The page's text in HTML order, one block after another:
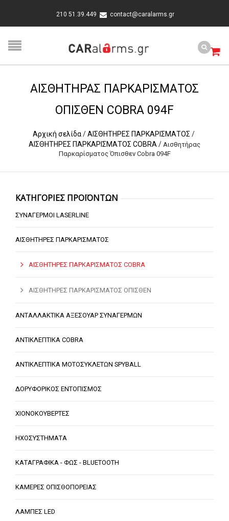
210 51.39.449 contact@caralarms.gr
ΑΙΣΘΗΤΉΡΑΣ ΠΑΡΚΑΡΊΣΜΑΤΟΣ
ΌΠΙΣΘΕΝ COBRA 094F
Αρχική σελίδα/ΑΙΣΘΗΤΗΡΕΣ ΠΑΡΚΑΡΙΣΜΑΤΟΣ /
ΑΙΣΘΗΤΗΡΕΣ ΠΑΡΚΑΡΙΣΜΑΤΟΣ COBRA / Αισθητήρας
Παρκαρίσματος Όπισθεν Cobra 094F
ΚΑΤΗΓΟΡΙΕΣ ΠΡΟΪΟΝΤΩΝ
ΣΥΝΑΓΕΡΜΟΙ LASERLINE
ΑΙΣΘΗΤΗΡΕΣ ΠΑΡΚΑΡΙΣΜΑΤΟΣ
ΑΙΣΘΗΤΗΡΕΣ ΠΑΡΚΑΡΙΣΜΑΤΟΣ COBRA
ΑΙΣΘΗΤΗΡΕΣ ΠΑΡΚΑΡΙΣΜΑΤΟΣ ΟΠΙΣΘΕΝ
ΑΝΤΑΛΛΑΚΤΙΚΑ ΑΞΕΣΟΥΑΡ ΣΥΝΑΓΕΡΜΩΝ
ΑΝΤΙΚΛΕΠΤΙΚΑ COBRA
ΑΝΤΙΚΛΕΠΤΙΚΑ ΜΟΤΟΣΥΚΛΕΤΩΝ SPYBALL
ΔΟΡΥΦΟΡΙΚΟΣ ΕΝΤΟΠΙΣΜΟΣ
ΧΙΟΝΟΚΟΥΒΕΡΤΕΣ
ΗΧΟΣΥΣΤΗΜΑΤΑ
ΚΑΤΑΓΡΑΦΙΚΑ - ΦΩΣ - BLUETOOTH
ΚΑΜΕΡΕΣ ΟΠΙΣΘΟΠΟΡΕΙΑΣ
ΛΑΜΠΕΣ LED